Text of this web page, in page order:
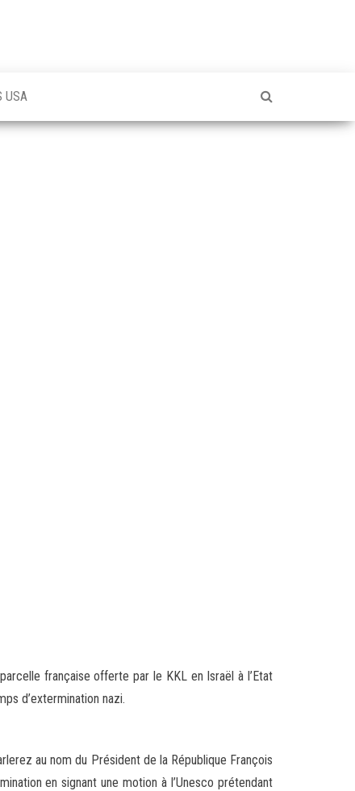
USA
française offerte par le KKL en Israël à l’Etat
d’extermination nazi.
au nom du Président de la République François
en signant une motion à l’Unesco prétendant